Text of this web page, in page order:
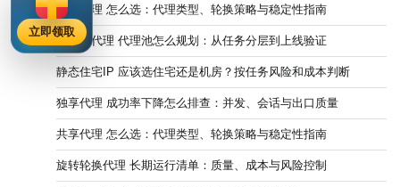
独享代理 怎么选：代理类型、轮换策略与稳定性指南
住宅IP代理 代理池怎么规划：从任务分层到上线验证
静态住宅IP 应该选住宅还是机房？按任务风险和成本判断
独享代理 成功率下降怎么排查：并发、会话与出口质量
共享代理 怎么选：代理类型、轮换策略与稳定性指南
旋转轮换代理 长期运行清单：质量、成本与风险控制
立即领取